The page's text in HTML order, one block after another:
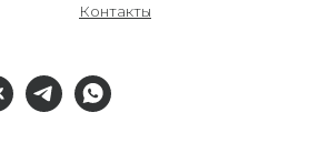
Контакты